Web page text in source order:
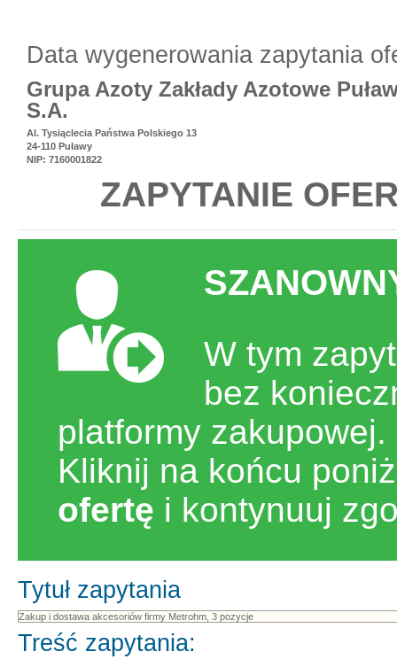
Data wygenerowania zapytania
Grupa Azoty Zakłady Azotowe
S.A.
Al. Tysiąclecia Państwa Polskiego 13
24-110 Puławy
NIP: 7160001822
ZAPYTANIE
W tym
bez
platformy zakupowej.
Kliknij na końcu
ofertę i kontynuuj
Tytuł zapytania
Treść zapytania: